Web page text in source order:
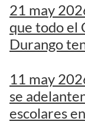
21 may
que todo el
Durango
11 may
se
escolares